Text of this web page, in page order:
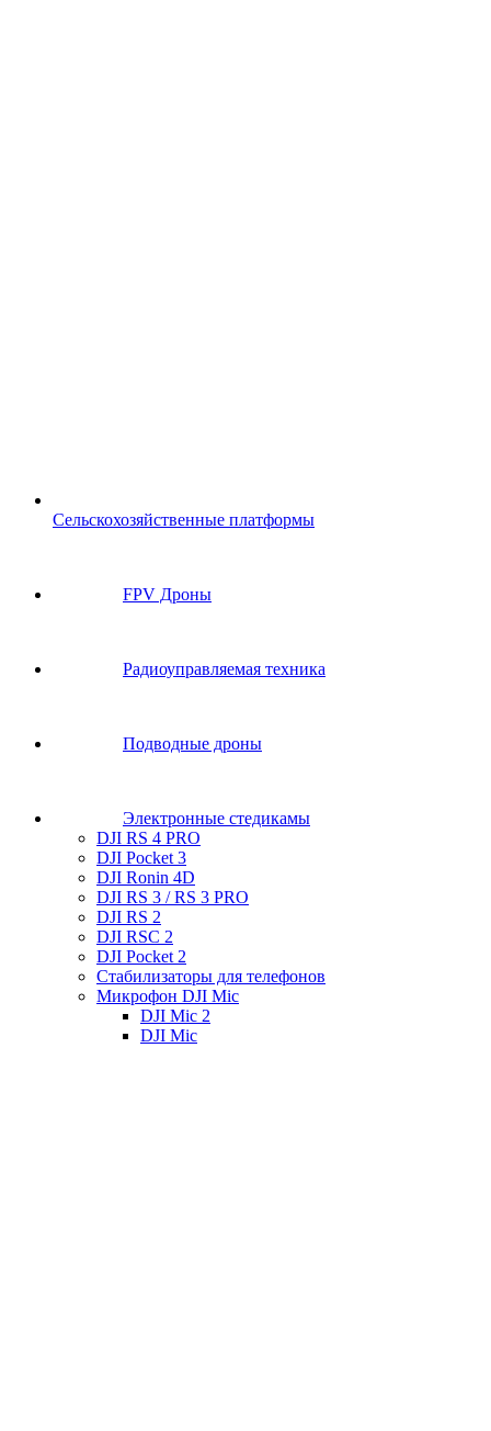
Сельскохозяйственные платформы
FPV Дроны
Радиоуправляемая техника
Подводные дроны
Электронные стедикамы
DJI RS 4 PRO
DJI Pocket 3
DJI Ronin 4D
DJI RS 3 / RS 3 PRO
DJI RS 2
DJI RSC 2
DJI Pocket 2
Стабилизаторы для телефонов
Микрофон DJI Mic
DJI Mic 2
DJI Mic